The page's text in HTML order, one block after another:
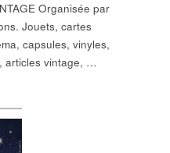
Organisée par
Jouets, cartes
capsules, vinyles,
articles vintage, …